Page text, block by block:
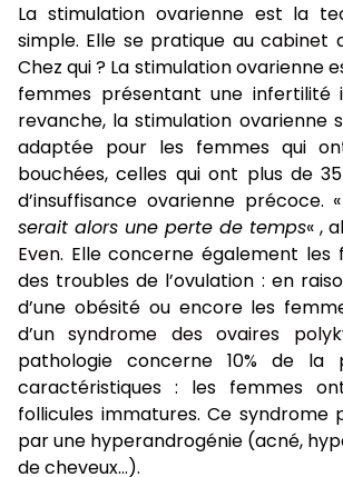
La stimulation ovarienne est la
simple. Elle se pratique aucabinet
Chez qui ? La stimulation ovarienne
femmes présentant une infertilité
revanche, la stimulation ovarienne
adaptée pour les femmes qui
bouchées, celles qui ont plus de
d’insuffisance ovarienne précoce.
serait alors une perte de temps« ,
Even. Elle concerne également les
des troubles de l’ovulation : en
d’une obésité ou encore les
d’unsyndrome des ovaires
pathologie concerne 10% de la
caractéristiques : les femmes
follicules immatures. Ce syndrome
par une hyperandrogénie (acné,
de cheveux…).